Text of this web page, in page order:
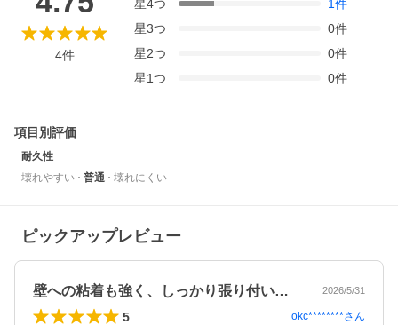
4件
星4つ 1件
星3つ 0件
星2つ 0件
星1つ 0件
項目別評価
耐久性
壊れやすい
普通 壊れにくい
ピックアップレビュー
壁への粘着も強く、しっかり張り付いてお… 2026/5/31
5 okc********さん